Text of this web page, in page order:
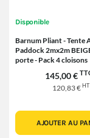
Disponible
Barnum Pliant - Tente
Paddock 2mx2m
porte - Pack 4 cloisons
145,00 €
120,83 €HT
AJOUTER AU